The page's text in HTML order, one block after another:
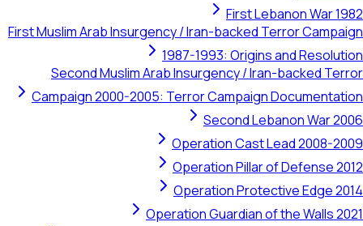
First Lebanon War 1982
First Muslim Arab Insurgency / Iran-backed Terror Campaign
1987-1993: Origins and Resolution
Second Muslim Arab Insurgency / Iran-backed Terror
Campaign 2000-2005: Terror Campaign Documentation
Second Lebanon War 2006
Operation Cast Lead 2008-2009
Operation Pillar of Defense 2012
Operation Protective Edge 2014
Operation Guardian of the Walls 2021